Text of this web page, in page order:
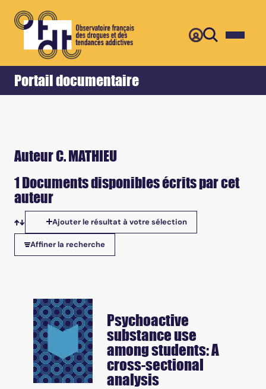
Portail documentaire
Accueil Retour
Auteur C. MATHIEU
1 Documents disponibles écrits par cet
auteur
Tris disponibles
Ajouter le résultat à votre sélection
Affiner la recherche
Psychoactive
substance use
among students: A
cross-sectional
analysis